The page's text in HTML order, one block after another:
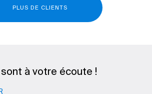
PLUS DE CLIENTS
à votre écoute !